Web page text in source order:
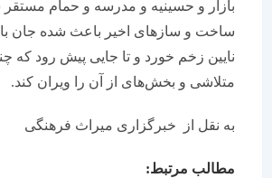
بازار و حسینیه و مدرسه و حمام مستقر
ساخت و سازهای اخیر باعث شده جان بافت
نایین زخم خورد و تا جایی پیش رود که چندین
متلاشی و بخش‌های از آن را ویران کند.
به نقل از خبرگزاری میراث فرهنگی
مطالب مرتبط: